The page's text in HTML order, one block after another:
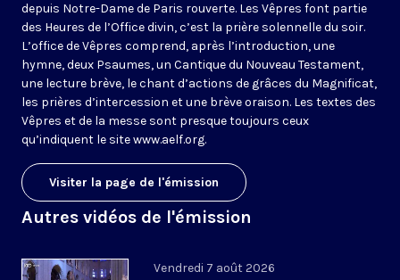
depuis Notre-Dame de Paris rouverte. Les Vêpres font partie
des Heures de l’Office divin, c’est la prière solennelle du soir.
L’office de Vêpres comprend, après l’introduction, une
hymne, deux Psaumes, un Cantique du Nouveau Testament,
une lecture brève, le chant d’actions de grâces du Magnificat,
les prières d’intercession et une brève oraison. Les textes des
Vêpres et de la messe sont presque toujours ceux
qu’indiquent le sitewww.aelf.org.
Visiter la page de l'émission
Autres vidéos de l'émission
Vendredi 7 août 2026